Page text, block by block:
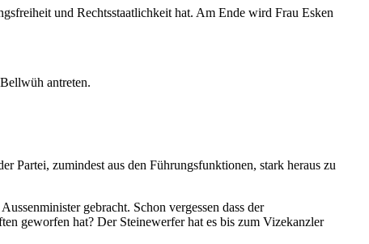
und Rechtsstaatlichkeit hat. Am Ende wird Frau Esken
antreten.
Partei, zumindest aus den Führungsfunktionen, stark heraus zu
gebracht. Schon vergessen dass der
geworfen hat? Der Steinewerfer hat es bis zum Vizekanzler